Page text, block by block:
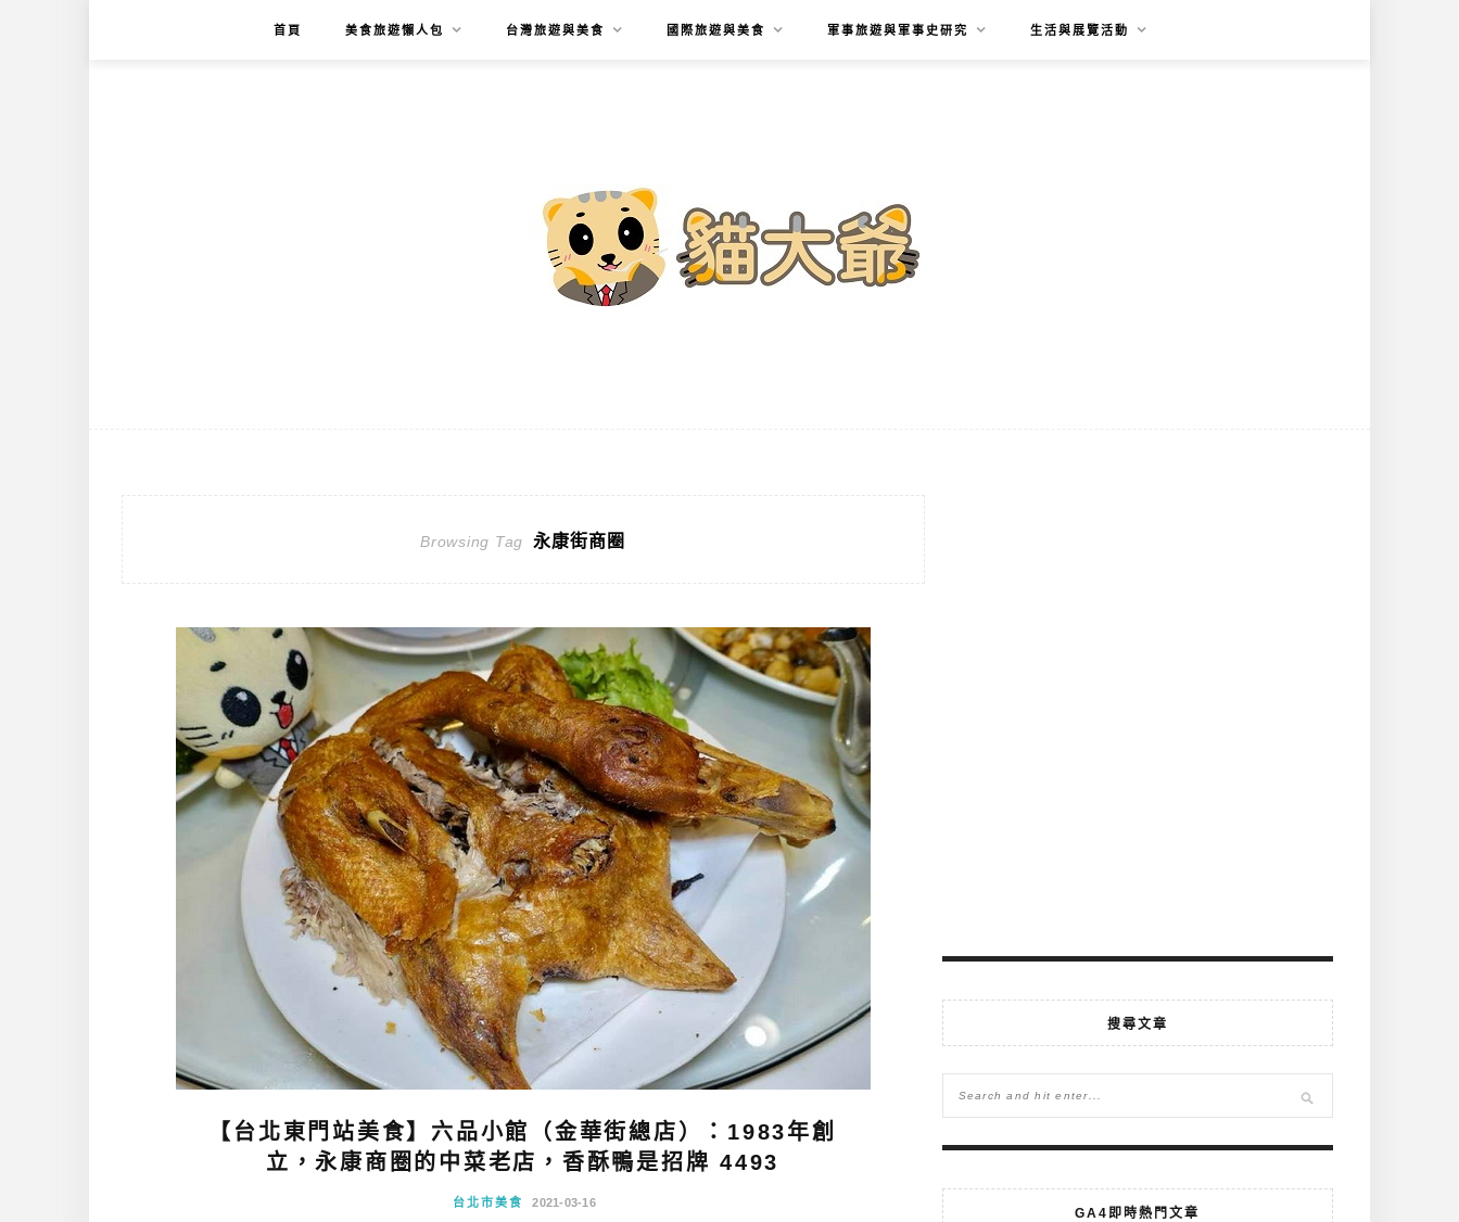
首頁 美食旅遊懶人包 台灣旅遊與美食 國際旅遊與美食 軍事旅遊與軍事史研究 生活與展覽活動
Browsing Tag 永康街商圈
【台北東門站美食】六品小館（金華街總店）：1983年創
立，永康商圈的中菜老店，香酥鴨是招牌 4493
台北市美食 2021-03-16
搜尋文章
GA4即時熱門文章